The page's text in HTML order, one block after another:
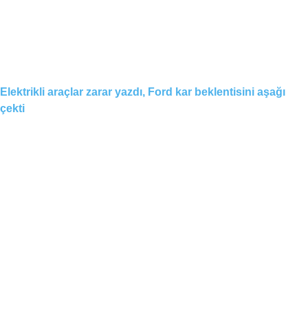
Elektrikli araçlar zarar yazdı, Ford kar beklentisini aşağı
çekti